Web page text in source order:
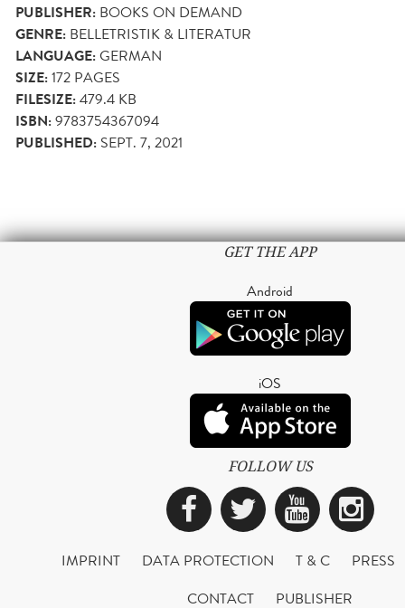
PUBLISHER: BOOKS ON DEMAND
GENRE: BELLETRISTIK & LITERATUR
LANGUAGE:GERMAN
SIZE:172 PAGES
FILESIZE:479.4 KB
ISBN:9783754367094
PUBLISHED: SEPT. 7, 2021
GET THE APP
Android
iOS
FOLLOW US
Facebook
Twitter
IMPRINT DATA PROTECTION T & C
PRESS
CONTACT
PUBLISHER